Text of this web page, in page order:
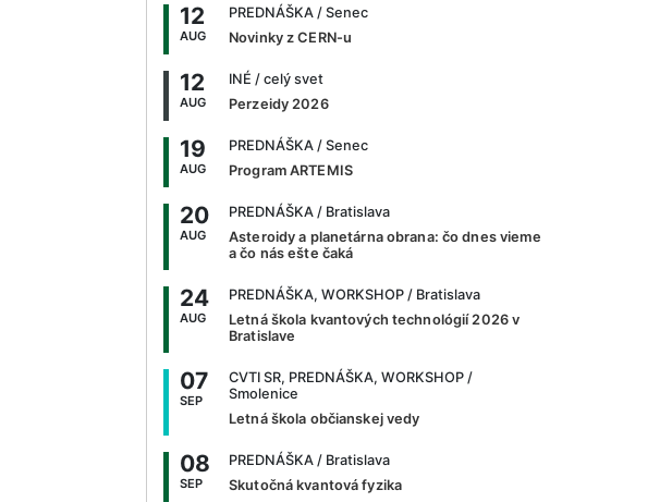
12
AUG
PREDNÁŠKA / Senec
Novinky z CERN-u
12
AUG
INÉ / celý svet
Perzeidy 2026
19
AUG
PREDNÁŠKA / Senec
Program ARTEMIS
20
AUG
PREDNÁŠKA / Bratislava
Asteroidy a planetárna obrana: čo dnes vieme
a čo nás ešte čaká
24
AUG
PREDNÁŠKA, WORKSHOP / Bratislava
Letná škola kvantových technológií 2026 v
Bratislave
07
SEP
CVTI SR, PREDNÁŠKA, WORKSHOP /
Smolenice
Letná škola občianskej vedy
08
SEP
PREDNÁŠKA / Bratislava
Skutočná kvantová fyzika